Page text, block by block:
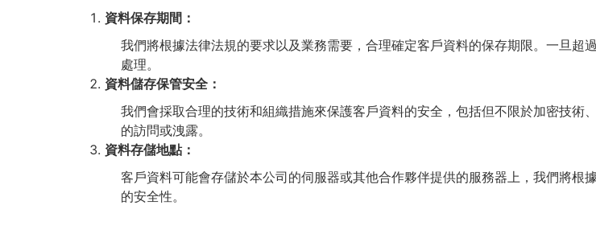
資料保存期間：
我們將根據法律法規的要求以及業務需要，合理確定客戶資料的保存期限。一旦
處理。
資料儲存保管安全：
我們會採取合理的技術和組織措施來保護客戶資料的安全，包括但不限於加密技
的訪問或洩露。
資料存儲地點：
客戶資料可能會存儲於本公司的伺服器或其他合作夥伴提供的服務器上，我們將
的安全性。